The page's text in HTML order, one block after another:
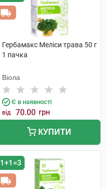
Гербамакс Меліси трава 50 г
1 пачка
Віола
Є в наявності
від 70.00 грн
КУПИТИ
1+1=3